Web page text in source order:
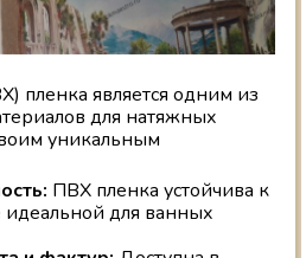
пленка является одним из
для натяжных
уникальным
ПВХ пленка устойчива к
идеальной для ванных